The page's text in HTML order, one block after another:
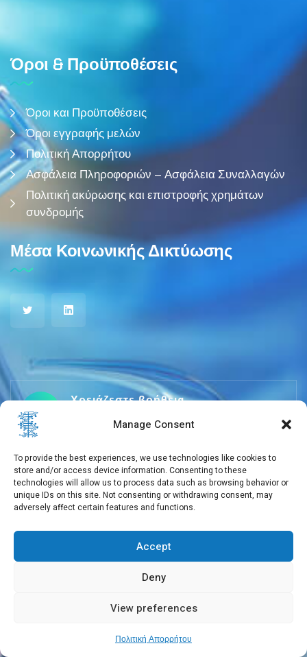
Manage Consent
To provide the best experiences, we use technologies like cookies to
store and/or access device information. Consenting to these
technologies will allow us to process data such as browsing behavior or
unique IDs on this site. Not consenting or withdrawing consent, may
adversely affect certain features and functions.
Accept
Deny
View preferences
Πολιτική Απορρήτου
Όροι & Προϋποθέσεις
Όροι και Προϋποθέσεις
Όροι εγγραφής μελών
Πολιτική Απορρήτου
Ασφάλεια Πληροφοριών – Ασφάλεια Συναλλαγών
Πολιτική ακύρωσης και επιστροφής χρημάτων
συνδρομής
Μέσα Κοινωνικής Δικτύωσης
Χρειάζεστε βοήθεια
+30 210 650 3565
info@eebmb.gr
Copyright © 2026 EEBMB